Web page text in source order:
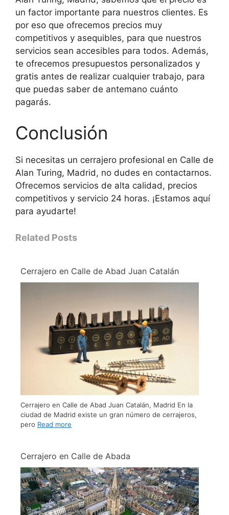
un factor importante para nuestros clientes. Es
por eso que ofrecemos precios muy
competitivos y asequibles, para que nuestros
servicios sean accesibles para todos. Además,
te ofrecemos presupuestos personalizados y
gratis antes de realizar cualquier trabajo, para
que puedas saber de antemano cuánto
pagarás.
Conclusión
Si necesitas un cerrajero profesional en Calle de
Alan Turing, Madrid, no dudes en contactarnos.
Ofrecemos servicios de alta calidad, precios
competitivos y servicio 24 horas. ¡Estamos aquí
para ayudarte!
Related Posts
Cerrajero en Calle de Abad Juan Catalán
Cerrajero en Calle de Abad Juan Catalán, Madrid En la
ciudad de Madrid existe un gran número de cerrajeros,
pero Read more
Cerrajero en Calle de Abada